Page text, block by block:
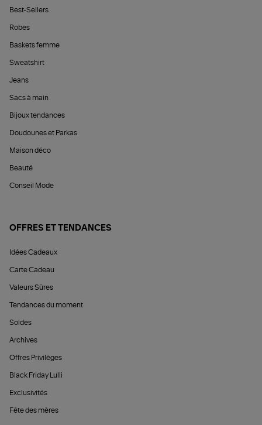
Best-Sellers
Robes
Baskets femme
Sweatshirt
Jeans
Sacs à main
Bijoux tendances
Doudounes et Parkas
Maison déco
Beauté
Conseil Mode
OFFRES ET TENDANCES
Idées Cadeaux
Carte Cadeau
Valeurs Sûres
Tendances du moment
Soldes
Archives
Offres Privilèges
Black Friday Lulli
Exclusivités
Fête des mères